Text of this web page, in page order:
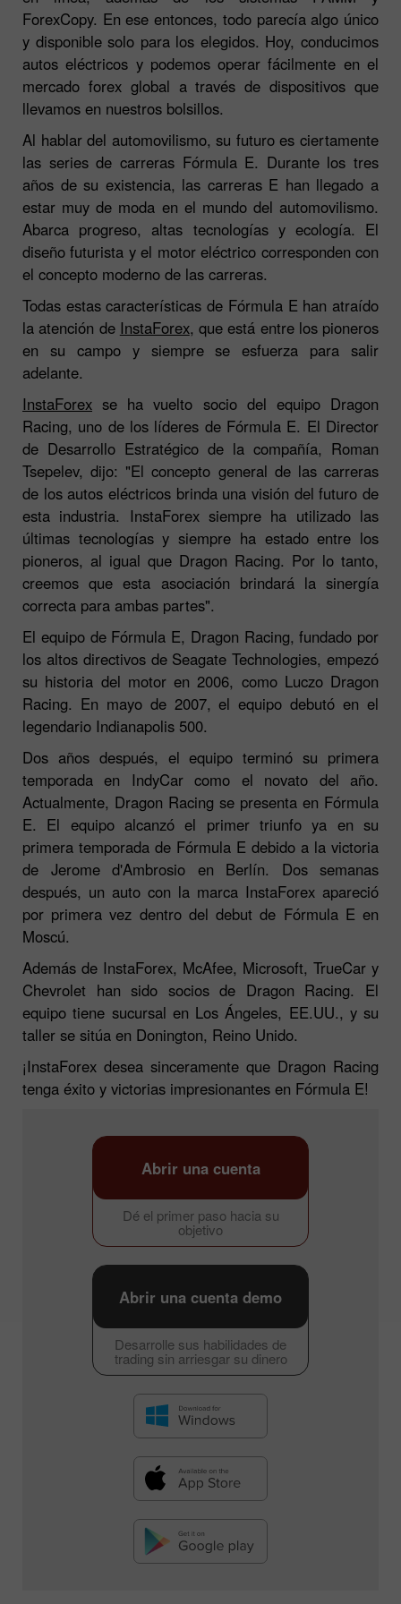
ForexCopy. En ese entonces, todo parecía algo único
y disponible solo para los elegidos. Hoy, conducimos
autos eléctricos y podemos operar fácilmente en el
mercado forex global a través de dispositivos que
llevamos en nuestros bolsillos.
Al hablar del automovilismo, su futuro es ciertamente
las series de carreras Fórmula E. Durante los tres
años de su existencia, las carreras E han llegado a
estar muy de moda en el mundo del automovilismo.
Abarca progreso, altas tecnologías y ecología. El
diseño futurista y el motor eléctrico corresponden con
el concepto moderno de las carreras.
Todas estas características de Fórmula E han atraído
la atención de InstaForex, que está entre los pioneros
en su campo y siempre se esfuerza para salir
adelante.
InstaForex se ha vuelto socio del equipo Dragon
Racing, uno de los líderes de Fórmula E. El Director
de Desarrollo Estratégico de la compañía, Roman
Tsepelev, dijo: "El concepto general de las carreras
de los autos eléctricos brinda una visión del futuro de
esta industria. InstaForex siempre ha utilizado las
últimas tecnologías y siempre ha estado entre los
pioneros, al igual que Dragon Racing. Por lo tanto,
creemos que esta asociación brindará la sinergía
correcta para ambas partes".
El equipo de Fórmula E, Dragon Racing, fundado por
los altos directivos de Seagate Technologies, empezó
su historia del motor en 2006, como Luczo Dragon
Racing. En mayo de 2007, el equipo debutó en el
legendario Indianapolis 500.
Dos años después, el equipo terminó su primera
temporada en IndyCar como el novato del año.
Actualmente, Dragon Racing se presenta en Fórmula
E. El equipo alcanzó el primer triunfo ya en su
primera temporada de Fórmula E debido a la victoria
de Jerome d'Ambrosio en Berlín. Dos semanas
después, un auto con la marca InstaForex apareció
por primera vez dentro del debut de Fórmula E en
Moscú.
Además de InstaForex, McAfee, Microsoft, TrueCar y
Chevrolet han sido socios de Dragon Racing. El
equipo tiene sucursal en Los Ángeles, EE.UU., y su
taller se sitúa en Donington, Reino Unido.
¡InstaForex desea sinceramente que Dragon Racing
tenga éxito y victorias impresionantes en Fórmula E!
Dé el primer paso hacia su
objetivo
Abrir una cuenta
Desarrolle sus habilidades de
trading sin arriesgar su dinero
Abrir una cuenta demo